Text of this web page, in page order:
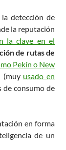
la detección de
la reputación
la clave en el
de rutas de
Pekín o New
(muy usado en
de consumo de
en forma
de un